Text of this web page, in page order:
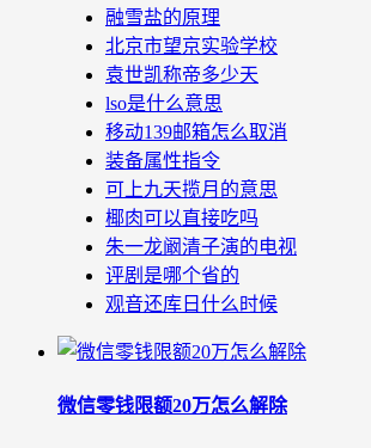
融雪盐的原理
北京市望京实验学校
袁世凯称帝多少天
lso是什么意思
移动139邮箱怎么取消
装备属性指令
可上九天揽月的意思
椰肉可以直接吃吗
朱一龙阚清子演的电视
评剧是哪个省的
观音还库日什么时候
微信零钱限额20万怎么解除